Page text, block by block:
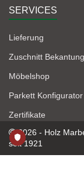
SERVICES
Lieferung
Zuschnitt Bekantung
Möbelshop
Parkett Konfigurator
Zertifikate
2026 - Holz
seit 1921